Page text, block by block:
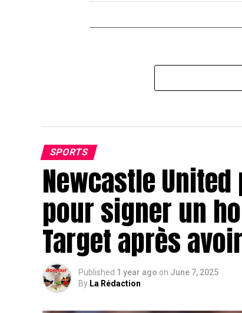
SPORTS
Newcastle
pour signer un
Target après
Published 1 year ago on June 7, 2025
By La Rédaction